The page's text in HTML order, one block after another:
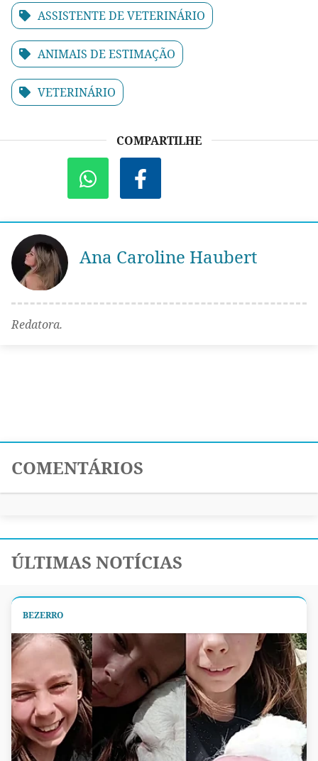
ASSISTENTE DE VETERINÁRIO
ANIMAIS DE ESTIMAÇÃO
VETERINÁRIO
COMPARTILHE
Ana Caroline Haubert
Redatora.
COMENTÁRIOS
ÚLTIMAS NOTÍCIAS
BEZERRO